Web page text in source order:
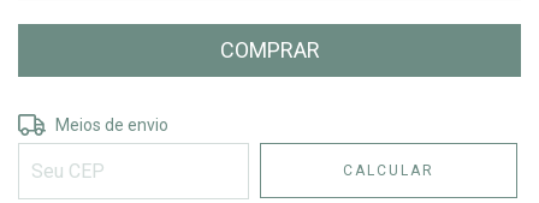
Entregas para o CEP:
Meios de envio
CALCULAR